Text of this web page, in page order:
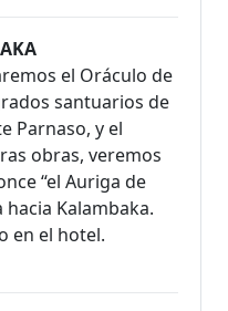
el Oráculo de
santuarios de
Parnaso, y el
obras, veremos
“el Auriga de
hacia Kalambaka.
en el hotel.